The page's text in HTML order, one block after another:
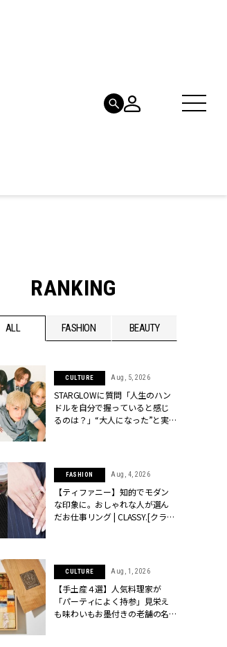
RANKING
ALL FASHION BEAUTY
CULTURE Aug, 5, 2026
STARGLOWに質問「人生のハン
ドルを自分で握っていると感じ
るのは？」“大️人になった”と実
FASHION Aug, 4, 2026
【ティファニー】知的でモダン
な印象に。おしゃれな人が選ん
だお仕事リング | CLASSY.[クラッ
CULTURE Aug, 1, 2026
【手土産４選】人気料理家が
「パーティによく持参」見栄え
も味わいもお墨付きの老舗の名